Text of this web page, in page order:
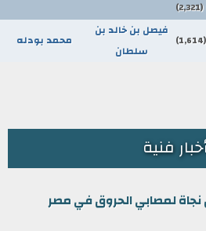
(2,321)
(1,614)
فيصل بن خالد بن
سلطان
محمد بودله
فنية
نجاة لمصابي الحروق في مصر